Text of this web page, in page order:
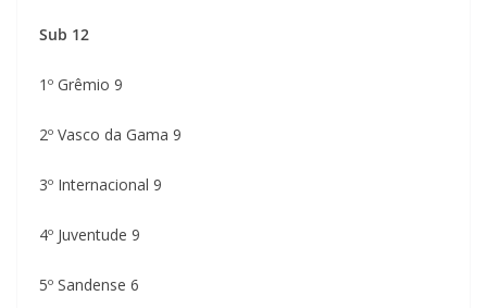
Sub 12
1º Grêmio 9
2º Vasco da Gama 9
3º Internacional 9
4º Juventude 9
5º Sandense 6